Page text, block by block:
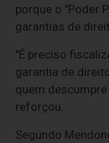
porque o "Poder
garantias de
"É preciso
garantia de
quem
reforçou.
Segundo